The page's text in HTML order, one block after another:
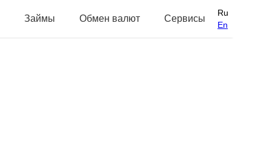
Займы Обмен валют Сервисы
Ru
En